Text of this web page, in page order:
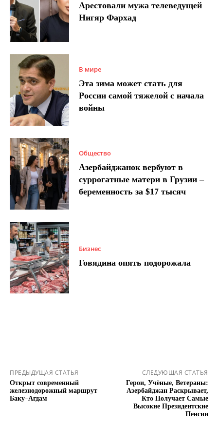
Арестовали мужа телеведущей
Нигяр Фархад
В мире
Эта зима может стать для
России самой тяжелой с начала
войны
Общество
Азербайджанок вербуют в
суррогатные матери в Грузии –
беременность за $17 тысяч
Бизнес
Говядина опять подорожала
ПРЕДЫДУЩАЯ СТАТЬЯ
Открыт современный
железнодорожный маршрут
Баку–Агдам
СЛЕДУЮЩАЯ СТАТЬЯ
Герои, Учёные, Ветераны:
Азербайджан Раскрывает,
Кто Получает Самые
Высокие Президентские
Пенсии